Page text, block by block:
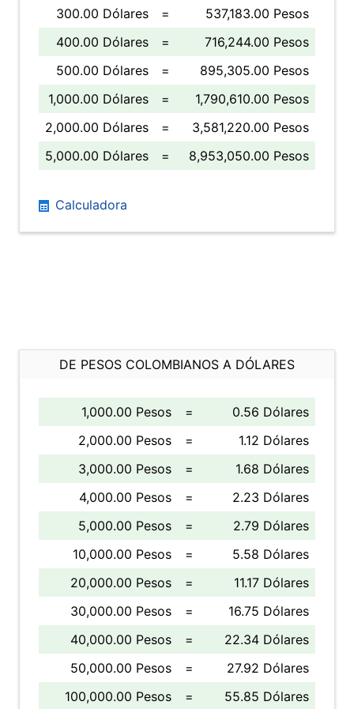
300.00 Dólares
=
537,183.00 Pesos
400.00 Dólares
=
716,244.00 Pesos
500.00 Dólares
=
895,305.00 Pesos
1,000.00 Dólares
=
1,790,610.00 Pesos
2,000.00 Dólares
=
3,581,220.00 Pesos
5,000.00 Dólares
= 8,953,050.00 Pesos
Calculadora
DE PESOS COLOMBIANOS A DÓLARES
1,000.00 Pesos =
0.56 Dólares
2,000.00 Pesos
=
1.12 Dólares
3,000.00 Pesos
=
1.68 Dólares
4,000.00 Pesos
=
2.23 Dólares
5,000.00 Pesos
=
2.79 Dólares
10,000.00 Pesos
=
5.58 Dólares
20,000.00 Pesos
=
11.17 Dólares
30,000.00 Pesos
=
16.75 Dólares
40,000.00 Pesos
=
22.34 Dólares
50,000.00 Pesos
=
27.92 Dólares
100,000.00 Pesos
= 55.85 Dólares